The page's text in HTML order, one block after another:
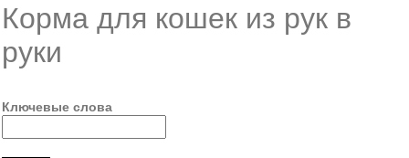
Корма для кошек из рук в
руки
Ключевые слова